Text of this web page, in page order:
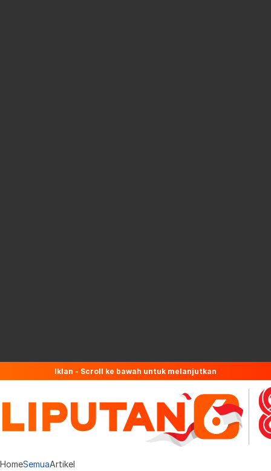
Iklan - Scroll ke bawah untuk melanjutkan
HomeSemuaArtikel